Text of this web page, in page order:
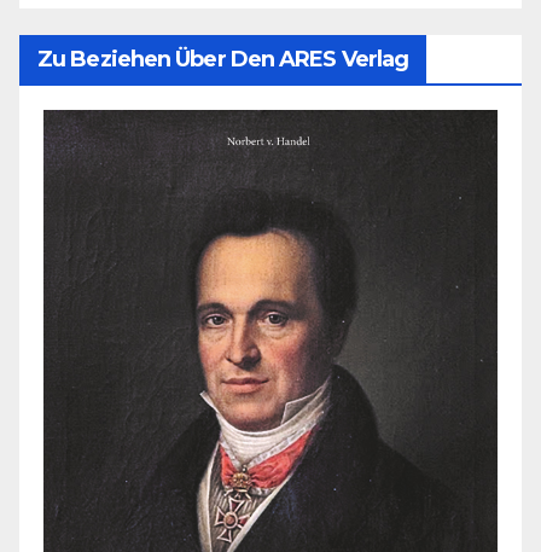
Zu Beziehen Über Den ARES Verlag